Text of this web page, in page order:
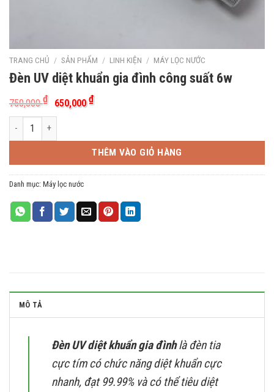
TRANG CHỦ / SẢN PHẨM / LINH KIỆN / MÁY LỌC NƯỚC
Đèn UV diệt khuẩn gia đình công suất 6w
750,000₫
Giá
gốc
là:
650,000₫Giá
hiện
Đèn UV diệt khuẩn gia đình công suất 6w số lượng
THÊM VÀO GIỎ HÀNG
Danh mục: Máy lọc nước
MÔ TẢ
Đèn UV diệt khuẩn gia đìnhlà đèn tia
cực tím có chức năng diệt khuẩn cực
nhanh, đạt 99.99% và có thể tiêu diệt